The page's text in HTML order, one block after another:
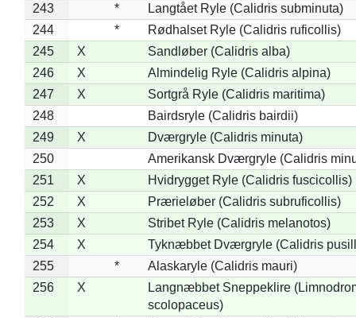
243
*
Langtået Ryle (Calidris subminuta)
244
*
Rødhalset Ryle (Calidris ruficollis)
245
X
Sandløber (Calidris alba)
246
X
Almindelig Ryle (Calidris alpina)
247
X
Sortgrå Ryle (Calidris maritima)
248
Bairdsryle (Calidris bairdii)
249
X
Dværgryle (Calidris minuta)
250
Amerikansk Dværgryle (Calidris
251
X
Hvidrygget Ryle (Calidris fuscicollis)
252
X
Prærieløber (Calidris subruficollis)
253
X
Stribet Ryle (Calidris melanotos)
254
X
Tyknæbbet Dværgryle (Calidris
255
*
Alaskaryle (Calidris mauri)
256
X
Langnæbbet Sneppeklire
scolopaceus)